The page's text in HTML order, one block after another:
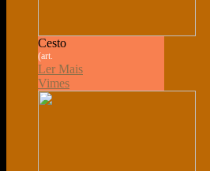
Cesto
(art.
Ler Mais
Vimes